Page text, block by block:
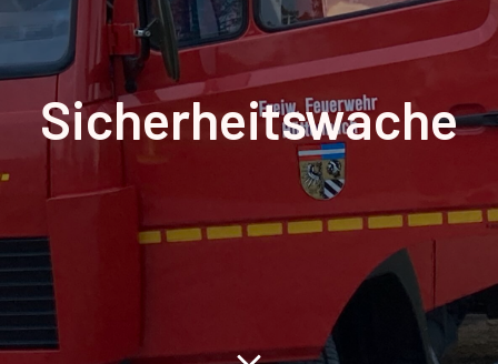
Sicherheitswache